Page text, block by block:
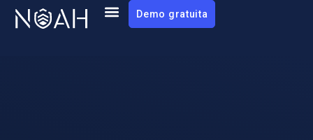
Demo gratuita